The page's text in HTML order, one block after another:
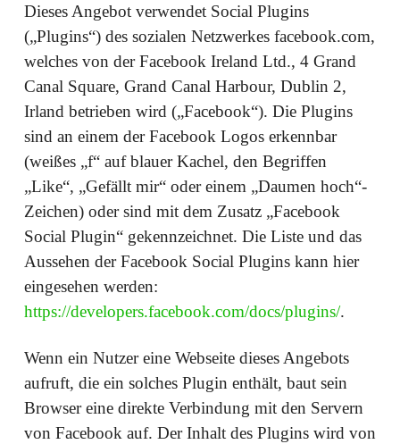
Dieses Angebot verwendet Social Plugins
(„Plugins“) des sozialen Netzwerkes facebook.com,
welches von der Facebook Ireland Ltd., 4 Grand
Canal Square, Grand Canal Harbour, Dublin 2,
Irland betrieben wird („Facebook“). Die Plugins
sind an einem der Facebook Logos erkennbar
(weißes „f“ auf blauer Kachel, den Begriffen
„Like“, „Gefällt mir“ oder einem „Daumen hoch“-
Zeichen) oder sind mit dem Zusatz „Facebook
Social Plugin“ gekennzeichnet. Die Liste und das
Aussehen der Facebook Social Plugins kann hier
eingesehen werden:
https://developers.facebook.com/docs/plugins/.
Wenn ein Nutzer eine Webseite dieses Angebots
aufruft, die ein solches Plugin enthält, baut sein
Browser eine direkte Verbindung mit den Servern
von Facebook auf. Der Inhalt des Plugins wird von